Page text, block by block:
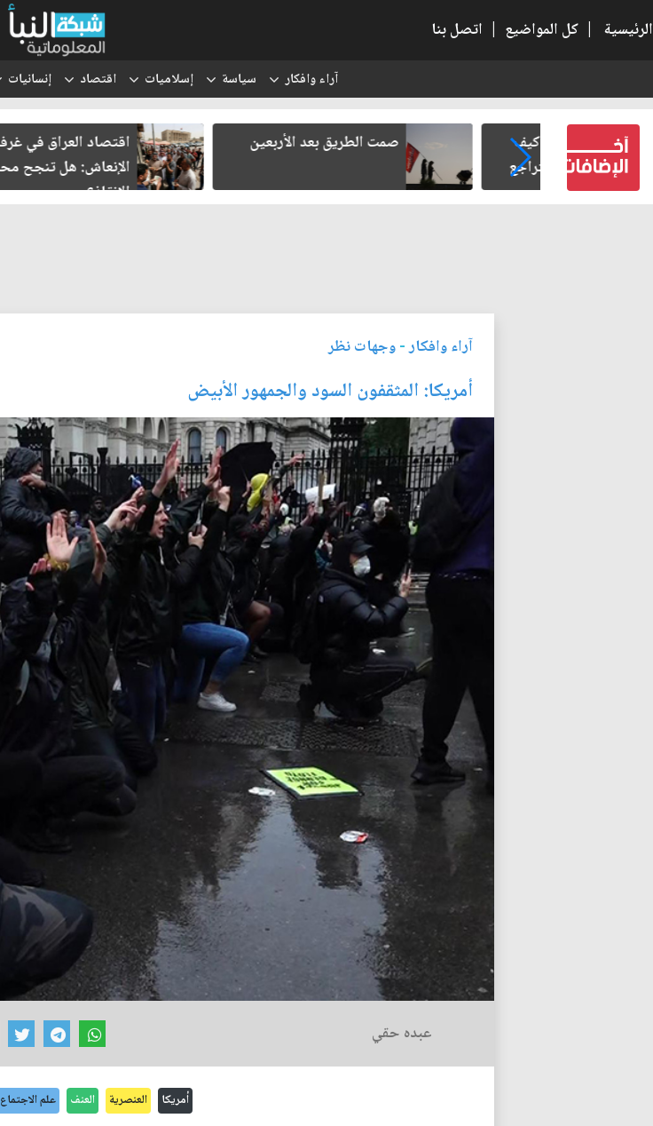
الرئيسية | كل المواضيع | اتصل بنا
آراء وافكار سياسة إسلاميات اقتصاد إنسانيات
كيف
وتتراجع
صمت الطريق بعد الأربعين
اقتصاد العراق في غرفة
الإنعاش: هل تنجح محاولات
الإنقاذ؟
آراء وافكار-وجهات نظر
أمريكا: المثقفون السود والجمهور الأبيض
عبده حقي
أمريكا العنصرية العنف علم الاجتماع